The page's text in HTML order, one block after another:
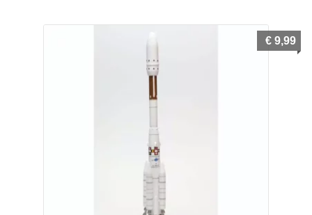
€ 9,99